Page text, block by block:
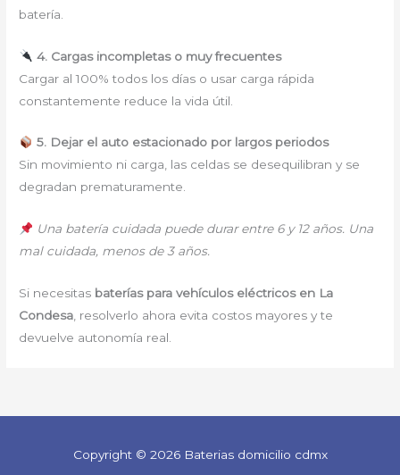
batería.
4. Cargas incompletas o muy frecuentes
Cargar al 100% todos los días o usar carga rápida
constantemente reduce la vida útil.
5. Dejar el auto estacionado por largos periodos
Sin movimiento ni carga, las celdas se desequilibran y se
degradan prematuramente.
Una batería cuidada puede durar entre 6 y 12 años. Una
mal cuidada, menos de 3 años.
Si necesitas baterías para vehículos eléctricos en La
Condesa , resolverlo ahora evita costos mayores y te
devuelve autonomía real.
Copyright © 2026 Baterias domicilio cdmx